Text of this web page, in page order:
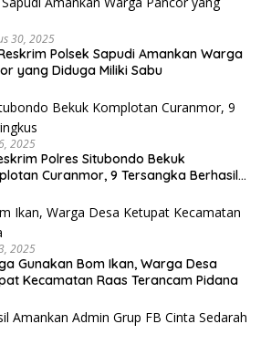
30, 2025
Polsek Sapudi Amankan Warga
yang Diduga Miliki Sabu
2025
Polres Situbondo Bekuk
Curanmor, 9 Tersangka Berhasil
2025
Gunakan Bom Ikan, Warga Desa
Kecamatan Raas Terancam Pidana